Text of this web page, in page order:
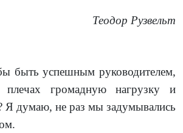
Теодор Рузвельт
быть успешным руководителем,
громадную нагрузку и
Я думаю, не раз мы задумывались